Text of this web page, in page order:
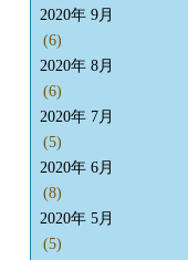
2020年 9月
(6)
2020年 8月
(6)
2020年 7月
(5)
2020年 6月
(8)
2020年 5月
(5)